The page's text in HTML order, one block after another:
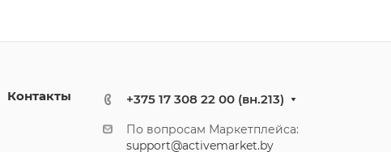
Контакты +375 17 308 22 00 (вн.213)
По вопросам Маркетплейса:
support@activemarket.by